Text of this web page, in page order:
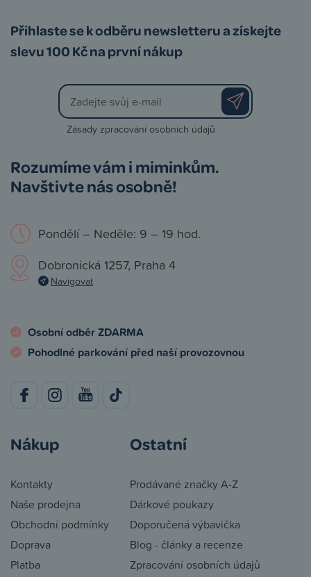
Přihlaste se k odběru newsletteru a získejte
slevu 100 Kč na první nákup
Zásady zpracování osobních údajů
Rozumíme vám i miminkům.
Navštivte nás osobně!
Pondělí – Neděle: 9 – 19 hod.
Dobronická 1257, Praha 4
Navigovat
Osobní odběr ZDARMA
Pohodlné parkování před naší provozovnou
Nákup
Kontakty
Naše prodejna
Obchodní podmínky
Doprava
Platba
Ostatní
Prodávané značky A-Z
Dárkové poukazy
Doporučená výbavička
Blog - články a recenze
Zpracování osobních údajů